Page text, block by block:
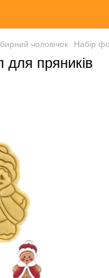
чоловічок Набір
пряників